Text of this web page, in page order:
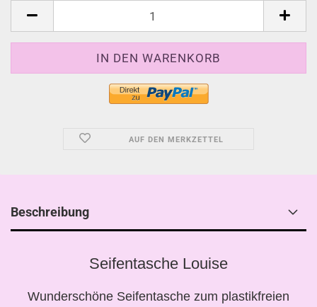
AUF DEN MERKZETTEL
Beschreibung
Seifentasche Louise
Wunderschöne Seifentasche zum plastikfreien